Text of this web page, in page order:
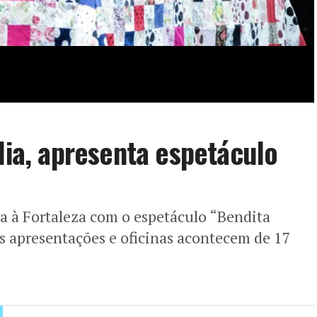
apresenta espetáculo
à Fortaleza com o espetáculo “Bendita
e oficinas acontecem de 17